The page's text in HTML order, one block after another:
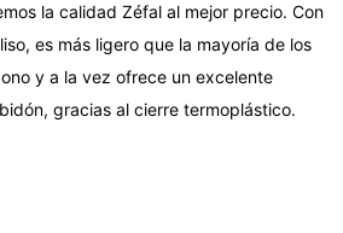
la calidad Zéfal al mejor precio. Con
es más ligero que la mayoría de los
y a la vez ofrece un excelente
gracias al cierre termoplástico.